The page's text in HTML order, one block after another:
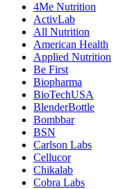
4Me Nutrition
ActivLab
All Nutrition
American Health
Applied Nutrition
Be First
Biopharma
BioTechUSA
BlenderBottle
Bombbar
BSN
Carlson Labs
Cellucor
Chikalab
Cobra Labs